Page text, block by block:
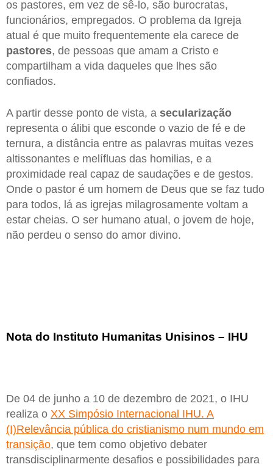
os pastores, em vez de sê-lo, são burocratas,
funcionários, empregados. O problema da Igreja
atual é que muito frequentemente ela carece de
pastores, de pessoas que amam a Cristo e
compartilham a vida daqueles que lhes são
confiados.
A partir desse ponto de vista, a secularização
representa o álibi que esconde o vazio de fé e de
ternura, a distância entre as palavras muitas vezes
altissonantes e melífluas das homilias, e a
proximidade real capaz de saudações e de gestos.
Onde o pastor é um homem de Deus que se faz tudo
para todos, lá as igrejas milagrosamente voltam a
estar cheias. O ser humano atual, o jovem de hoje,
não perdeu o senso do amor divino.
Nota do Instituto Humanitas Unisinos – IHU
De 04 de junho a 10 de dezembro de 2021, o IHU
realiza o XX Simpósio Internacional IHU. A
(I)Relevância pública do cristianismo num mundo em
transição, que tem como objetivo debater
transdisciplinarmente desafios e possibilidades para